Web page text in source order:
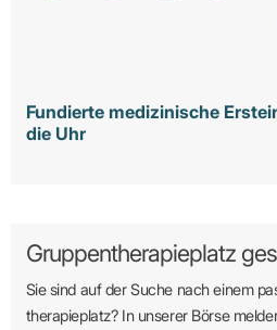
Fundierte medizinische
die Uhr
Gruppentherapieplatz
Sie sind auf der Suche nach einem
therapie­platz? In unserer Börse